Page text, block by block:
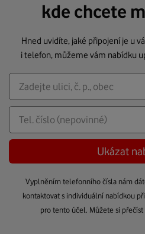
kde chcete
Hned uvidíte, jaké připojení je u
i telefon, můžeme vám nabídku
Ukázat
Vyplněním telefonního čísla nám
kontaktovat s individuální nabídkou
pro tento účel. Můžete si přečíst